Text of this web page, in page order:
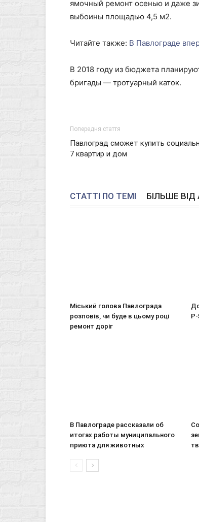
ямочный ремонт осенью и даже
выбоины площадью 4,5 м2.
Читайте также: В Павлограде
В 2018 году из бюджета
бригады — тротуарный каток.
Попередня стаття
Павлоград сможет купить
7 квартир и дом
СТАТТІ ПО ТЕМІ БІЛЬШЕ
Міський голова Павлограда
розповів, чи буде в цьому році
ремонт доріг
Р-
В Павлограде рассказали об
итогах работы муниципального
приюта для животных